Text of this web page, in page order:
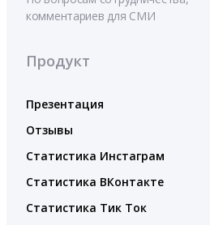
комментариев для СМИ
Продукт
Презентация
Отзывы
Статистика Инстаграм
Статистика ВКонтакте
Статистика Тик Ток